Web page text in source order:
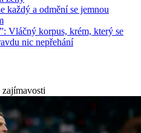
každý a odmění se jemnou
Vláčný korpus, krém, který se
nic nepřehání